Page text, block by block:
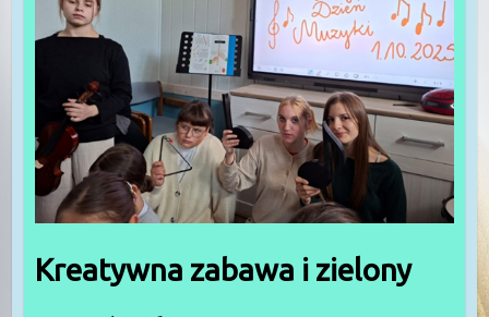
Kreatywna zabawa i zielony